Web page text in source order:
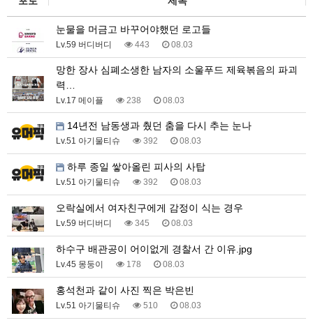
눈물을 머금고 바꾸어야했던 로고들
Lv.59 버디버디 443 08.03
망한 장사 심폐소생한 남자의 소울푸드 제육볶음의 파괴
력…
Lv.17 메이플 238 08.03
14년전 남동생과 췄던 춤을 다시 추는 눈나
Lv.51 아기물티슈 392 08.03
하루 종일 쌓아올린 피사의 사탑
Lv.51 아기물티슈 392 08.03
오락실에서 여자친구에게 감정이 식는 경우
Lv.59 버디버디 345 08.03
하수구 배관공이 어이없게 경찰서 간 이유.jpg
Lv.45 몽둥이 178 08.03
홍석천과 같이 사진 찍은 박은빈
Lv.51 아기물티슈 510 08.03